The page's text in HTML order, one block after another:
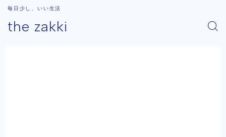
the zakki
毎日少し、いい生活